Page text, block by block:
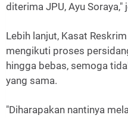
diterima JPU, Ayu
Lebih lanjut, Kasat
mengikuti proses
hingga bebas, semoga
yang sama.
"Diharapakan nantinya